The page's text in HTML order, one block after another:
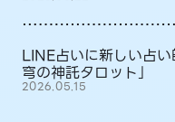
LINE占いに新しい占
穹の神託タロット」
2026.05.15